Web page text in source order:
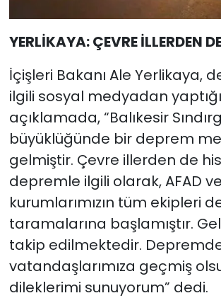
YERLİKAYA: ÇEVRE İLLERDEN
İçişleri Bakanı Ale Yerlikaya,
ilgili sosyal medyadan yaptığı
açıklamada, “Balıkesir
büyüklüğünde bir deprem
gelmiştir. Çevre illerden de
depremle ilgili olarak, AFAD
kurumlarımızın tüm ekipleri
taramalarına başlamıştır.
takip edilmektedir.
vatandaşlarımıza geçmiş
dileklerimi sunuyorum” dedi.